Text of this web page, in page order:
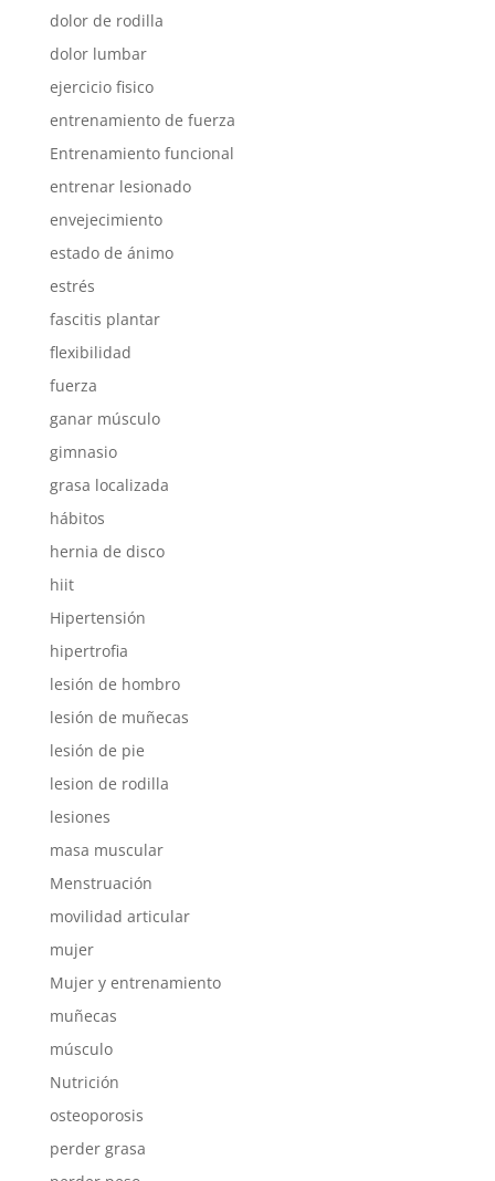
dolor de rodilla
dolor lumbar
ejercicio fisico
entrenamiento de fuerza
Entrenamiento funcional
entrenar lesionado
envejecimiento
estado de ánimo
estrés
fascitis plantar
flexibilidad
fuerza
ganar músculo
gimnasio
grasa localizada
hábitos
hernia de disco
hiit
Hipertensión
hipertrofia
lesión de hombro
lesión de muñecas
lesión de pie
lesion de rodilla
lesiones
masa muscular
Menstruación
movilidad articular
mujer
Mujer y entrenamiento
muñecas
músculo
Nutrición
osteoporosis
perder grasa